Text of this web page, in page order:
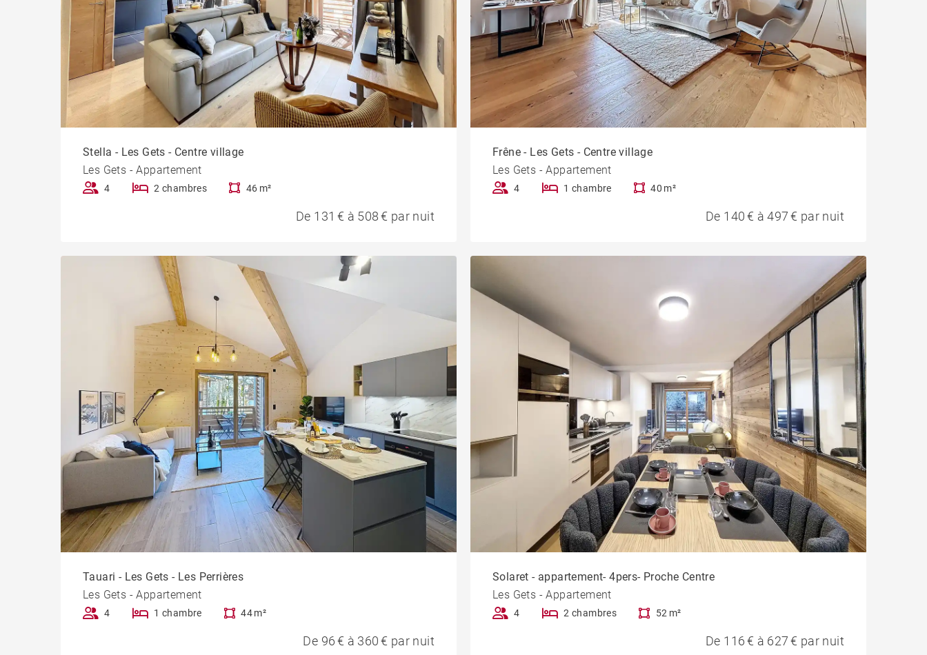
Stella - Les Gets - Centre village
Les Gets - Appartement
4 2 chambres 46 m²
De 131 € à 508 € par nuit
Frêne - Les Gets - Centre village
Les Gets - Appartement
4 1 chambre 40 m²
De 140 € à 497 € par nuit
Tauari - Les Gets - Les Perrières
Les Gets - Appartement
4 1 chambre 44 m²
De 96 € à 360 € par nuit
Solaret - appartement- 4pers- Proche Centre
Les Gets - Appartement
4 2 chambres 52 m²
De 116 € à 627 € par nuit